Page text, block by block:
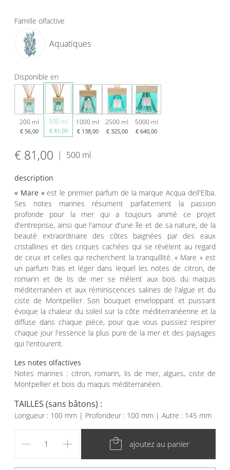
Disponible en
200 ml
€ 56,00
500 ml
€ 81,00
1000 ml
€ 138,00
2500 ml
€ 325,00
5000 ml
€ 640,00
Famille olfactive
Aquatiques
€ 81,00 | 500 ml
description
« Mare »est le premier parfum de la marque Acqua dell'Elba.
Ses notes marines résument parfaitement la passion
profonde pour la mer qui a toujours animé ce projet
d'entreprise, ainsi que l'amour d'une île et de sa nature, de la
beauté extraordinaire des côtes baignées par des eaux
cristallines et des criques cachées qui se révèlent au regard
de ceux et celles qui recherchent la tranquillité. « Mare » est
un parfum frais et léger dans lequel les notes de citron, de
romarin et de lis de mer se mêlent aux bois du maquis
méditerranéen et aux réminiscences salines de l'algue et du
ciste de Montpellier. Son bouquet enveloppant et puissant
évoque la chaleur du soleil sur la côte méditerranéenne et la
diffuse dans chaque pièce, pour que vous puissiez respirer
chaque jour l'essence la plus pure de la mer et des paysages
qui l'entourent.
Les notes olfactives
Notes marines : citron, romarin, lis de mer, algues, ciste de
Montpellier et bois du maquis méditerranéen.
TAILLES (sans bâtons) :
Longueur : 100 mm | Profondeur : 100 mm | Autre : 145 mm
remove add local_mall ajoutez au panier